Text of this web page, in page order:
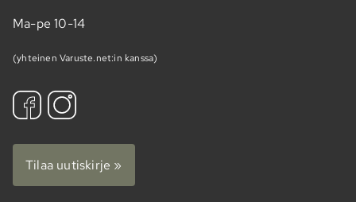
Ma-pe 10-14
(yhteinen Varuste.net:in kanssa)
Tilaa uutiskirje »